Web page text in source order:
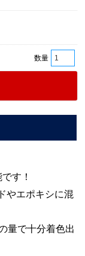
す！
やエポキシに混
量で十分着色出